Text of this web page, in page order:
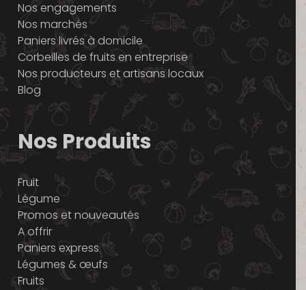
Nos engagements
Nos marchés
Paniers livrés à domicile
Corbeilles de fruits en entreprise
Nos producteurs et artisans locaux
Blog
Nos Produits
Fruit
Légume
Promos et nouveautés
A offrir
Paniers express
Légumes & œufs
Fruits